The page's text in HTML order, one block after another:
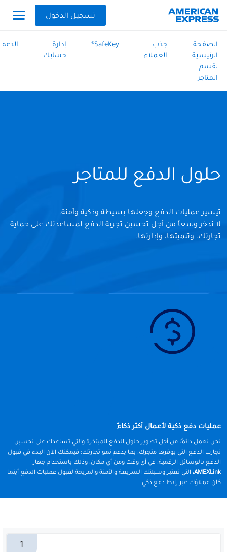
تسجيل الدخول
الصفحة
الرئيسية
لقسم
المتاجر
جذب
العملاء
SafeKey®
إدارة
حسابك
الدعم
حلول الدفع للمتاجر
تيسير عمليات الدفع وجعلها بسيطة وذكية وآمنة.
لا ندخر وسعاً من أجل تحسين تجربة الدفع لمساعدتك على حماية
تجارتك، وتنميتها، وإدارتها.
عمليات دفع ذكية لأعمال أكثر ذكاءً
نحن نعمل دائمًا من أجل تطوير حلول الدفع المبتكرة والتي تساعدك على تحسين
تجارب الدفع التي يوفرها متجرك، بما يدعم نمو تجارتك؛ فيمكنك الآن البدء في قبول
الدفع بالوسائل الرقمية، في أي وقت ومن أي مكان، وذلك باستخدام جهاز
AMEXLink،
التي تعتبر وسيلتك السريعة والآمنة والمريحة لقبول عمليات الدفع أينما
كان عملاؤك عبر رابط دفع ذكي.
1